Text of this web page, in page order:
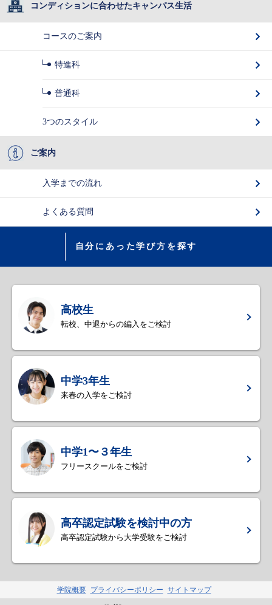
コンディションに合わせたキャンパス生活
コースのご案内
特進科
普通科
3つのスタイル
ご案内
入学までの流れ
よくある質問
自分にあった学び方を探す
高校生
転校、中退からの編入をご検討
中学3年生
来春の入学をご検討
中学1〜３年生
フリースクールをご検討
高卒認定試験を検討中の方
高卒認定試験から大学受験をご検討
学院概要 プライバシーポリシー サイトマップ